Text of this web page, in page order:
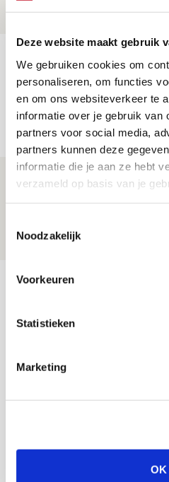
Deze website maakt gebruik
We gebruiken cookies om
personaliseren, om functies
en om ons websiteverkeer te
informatie over je gebruik van
partners voor social media,
partners kunnen deze
informatie die je aan ze hebt
verzameld op basis van je
Noodzakelijk
Voorkeuren
Statistieken
Marketing
OK
NIEUWS
Míchels elf: zie jij al
aanwinsten in
Shelbourne?
05 AUGUSTUS 2026 - 15:35
NIEUWS
Laatste Kaarten
Heerenveen
NIEUWS
Bekijk meer
AUG
11